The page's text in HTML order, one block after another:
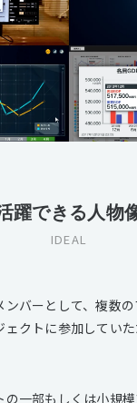
躍できる人物
IDEAL
ンバーとして、複数
クトに参加していた
の一部もしくは小規